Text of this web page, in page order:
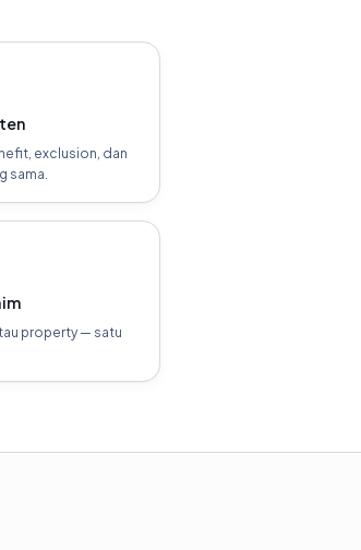
exclusion, dan
sama.
property — satu